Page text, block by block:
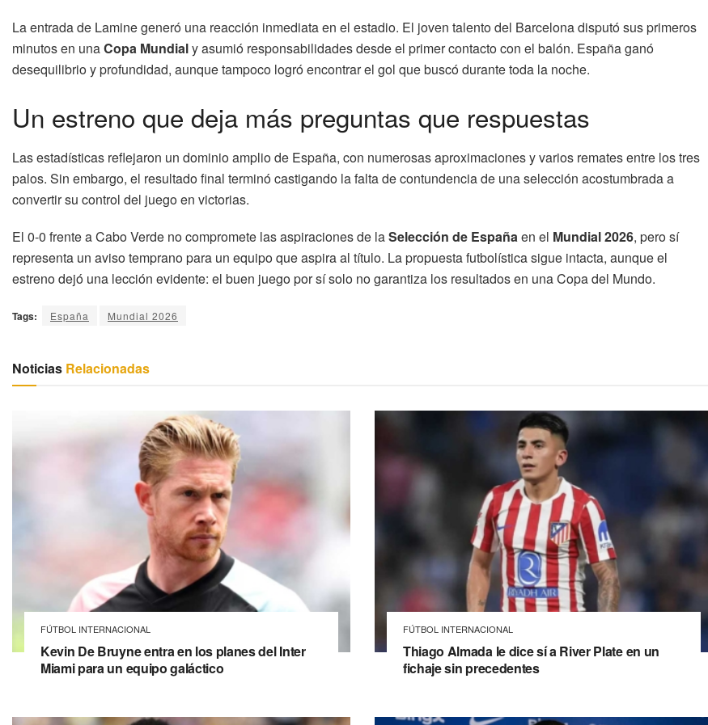
La entrada de Lamine generó una reacción inmediata en el estadio. El joven talento del Barcelona disputó sus primeros
minutos en unaCopa Mundialy asumió responsabilidades desde el primer contacto con el balón. España ganó
desequilibrio y profundidad, aunque tampoco logró encontrar el gol que buscó durante toda la noche.
Un estreno que deja más preguntas que respuestas
Las estadísticas reflejaron un dominio amplio de España, con numerosas aproximaciones y varios remates entre los tres
palos. Sin embargo, el resultado final terminó castigando la falta de contundencia de una selección acostumbrada a
convertir su control del juego en victorias.
El 0-0 frente a Cabo Verde no compromete las aspiraciones de laSelección de Españaen el Mundial 2026, pero sí
representa un aviso temprano para un equipo que aspira al título. La propuesta futbolística sigue intacta, aunque el
estreno dejó una lección evidente: el buen juego por sí solo no garantiza los resultados en una Copa del Mundo.
Tags: España Mundial 2026
Noticias Relacionadas
FÚTBOL INTERNACIONAL
Kevin De Bruyne entra en los planes del Inter
Miami para un equipo galáctico
FÚTBOL INTERNACIONAL
Thiago Almada le dice sí a River Plate en un
fichaje sin precedentes